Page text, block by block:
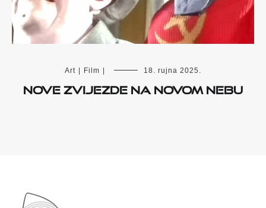
Art Film 18. rujna 2025.
Nove zvijezde na novom nebu